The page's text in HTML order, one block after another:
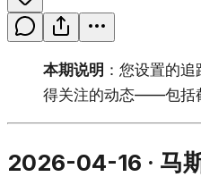
本期说明 ：您设置的
得关注的动态——包括
2026-04-16 · 马